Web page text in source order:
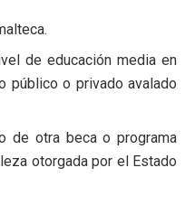
de educación media en
público o privado avalado
de otra beca o programa
otorgada por el Estado